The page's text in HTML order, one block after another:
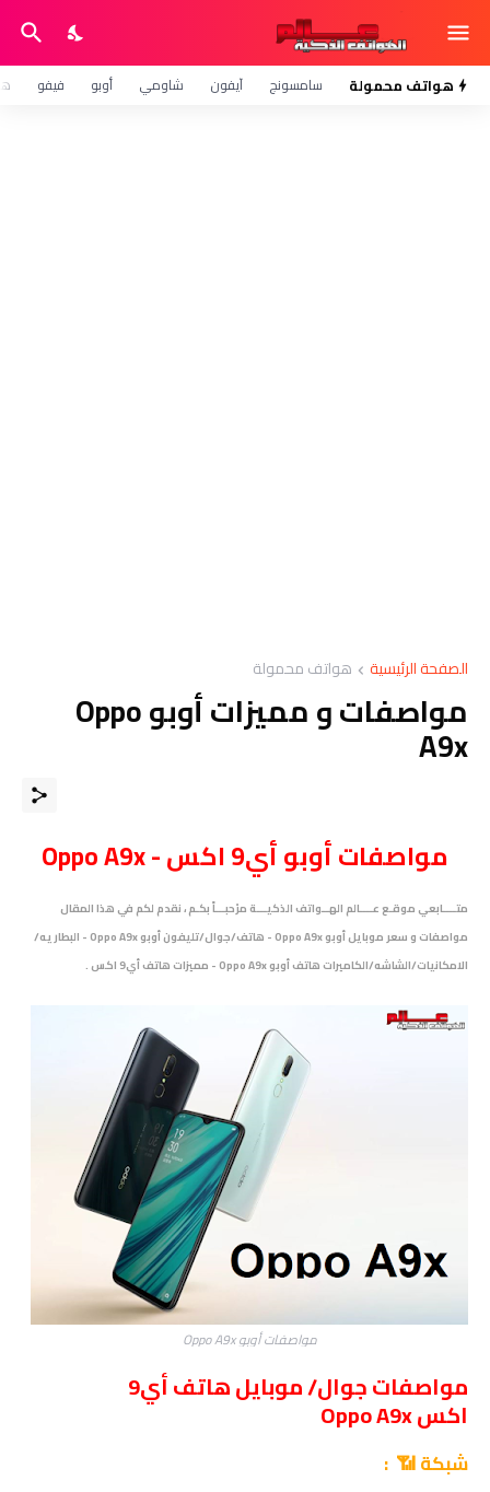
هواتف محمولة سامسونج آيفون شاومي أوبو فيفو
الصفحة الرئيسية هواتف محمولة
مواصفات و مميزات أوبو Oppo
A9x
مواصفاتأوبو أي9 اكس - Oppo A9x
متــــابعي موقـع عــــالم الهــواتف الذكيـــة مرْحبـــاً بكـم ، نقدم لكم في هذا المقال
مواصفات و سعر موبايلأوبو Oppo A9x - هاتف/جوال/تليفون أوبو Oppo A9x
- البطاريه/
الامكانيات/الشاشه/الكاميرات هاتفأوبو Oppo A9x - مميزات هاتف أي9 اكس .
مواصفات أوبو Oppo A9x
مواصفات جوال/ موبايل هاتف أي9
اكس Oppo A9x
شبكة 📶 :